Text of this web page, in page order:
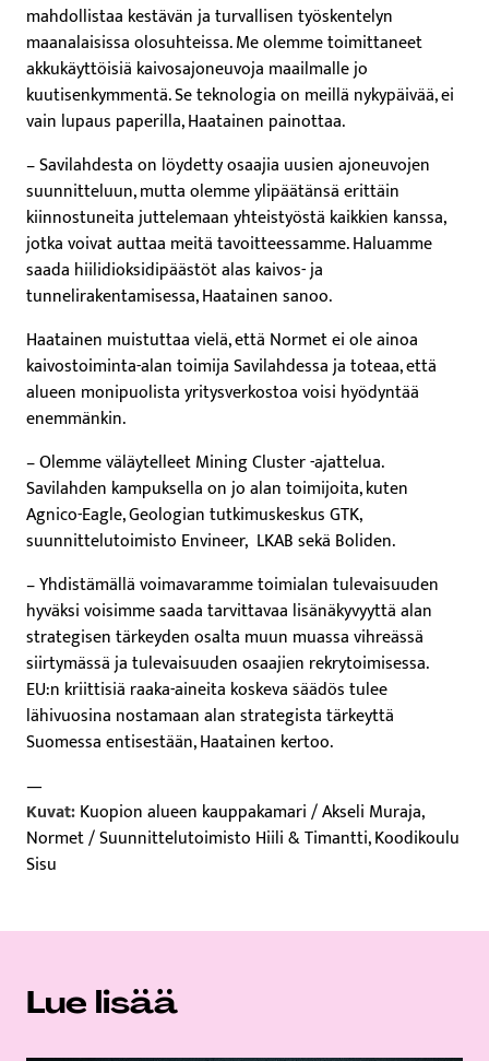
mahdollistaa kestävän ja turvallisen työskentelyn
maanalaisissa olosuhteissa. Me olemme toimittaneet
akkukäyttöisiä kaivosajoneuvoja maailmalle jo
kuutisenkymmentä. Se teknologia on meillä nykypäivää, ei
vain lupaus paperilla, Haatainen painottaa.
– Savilahdesta on löydetty osaajia uusien ajoneuvojen
suunnitteluun, mutta olemme ylipäätänsä erittäin
kiinnostuneita juttelemaan yhteistyöstä kaikkien kanssa,
jotka voivat auttaa meitä tavoitteessamme. Haluamme
saada hiilidioksidipäästöt alas kaivos- ja
tunnelirakentamisessa, Haatainen sanoo.
Haatainen muistuttaa vielä, että Normet ei ole ainoa
kaivostoiminta-alan toimija Savilahdessa ja toteaa, että
alueen monipuolista yritysverkostoa voisi hyödyntää
enemmänkin.
– Olemme väläytelleet Mining Cluster -ajattelua.
Savilahden kampuksella on jo alan toimijoita, kuten
Agnico-Eagle, Geologian tutkimuskeskus GTK,
suunnittelutoimisto Envineer, LKAB sekä Boliden.
– Yhdistämällä voimavaramme toimialan tulevaisuuden
hyväksi voisimme saada tarvittavaa lisänäkyvyyttä alan
strategisen tärkeyden osalta muun muassa vihreässä
siirtymässä ja tulevaisuuden osaajien rekrytoimisessa.
EU:n kriittisiä raaka-aineita koskeva säädös tulee
lähivuosina nostamaan alan strategista tärkeyttä
Suomessa entisestään, Haatainen kertoo.
—
Kuvat:Kuopion alueen kauppakamari / Akseli Muraja,
Normet / Suunnittelutoimisto Hiili & Timantti, Koodikoulu
Sisu
Lue lisää